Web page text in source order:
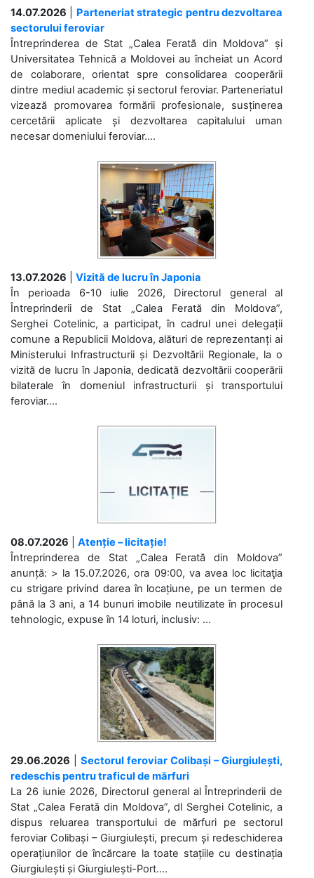
14.07.2026
Parteneriat strategic pentru dezvoltarea
sectorului feroviar
Întreprinderea de Stat „Calea Ferată din Moldova” și
Universitatea Tehnică a Moldovei au încheiat un Acord
de colaborare, orientat spre consolidarea cooperării
dintre mediul academic și sectorul feroviar. Parteneriatul
vizează promovarea formării profesionale, susținerea
cercetării aplicate și dezvoltarea capitalului uman
necesar domeniului feroviar....
13.07.2026
Vizită de lucru în Japonia
În perioada 6-10 iulie 2026, Directorul general al
Întreprinderii de Stat „Calea Ferată din Moldova”,
Serghei Cotelinic, a participat, în cadrul unei delegații
comune a Republicii Moldova, alături de reprezentanți ai
Ministerului Infrastructurii și Dezvoltării Regionale, la o
vizită de lucru în Japonia, dedicată dezvoltării cooperării
bilaterale în domeniul infrastructurii și transportului
feroviar....
08.07.2026
Atenție – licitație!
Întreprinderea de Stat „Calea Ferată din Moldova”
anunță: > la 15.07.2026, ora 09:00, va avea loc licitaţia
cu strigare privind darea în locațiune, pe un termen de
până la 3 ani, a 14 bunuri imobile neutilizate în procesul
tehnologic, expuse în 14 loturi, inclusiv: ...
29.06.2026
Sectorul feroviar Colibași – Giurgiulești,
redeschis pentru traficul de mărfuri
La 26 iunie 2026, Directorul general al Întreprinderii de
Stat „Calea Ferată din Moldova”, dl Serghei Cotelinic, a
dispus reluarea transportului de mărfuri pe sectorul
feroviar Colibași – Giurgiulești, precum și redeschiderea
operațiunilor de încărcare la toate stațiile cu destinația
Giurgiulești și Giurgiulești-Port....